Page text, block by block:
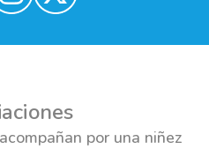
por una niñez